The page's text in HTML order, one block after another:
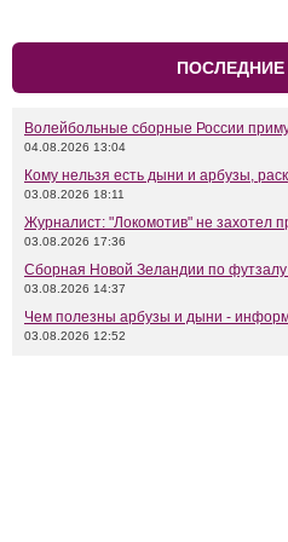
Волейбольные сборные России
04.08.2026 13:04
Кому нельзя есть дыни и арбузы,
03.08.2026 18:11
Журналист: "Локомотив" не захотел
03.08.2026 17:36
Сборная Новой Зеландии по футзалу
03.08.2026 14:37
Чем полезны арбузы и дыни -
03.08.2026 12:52